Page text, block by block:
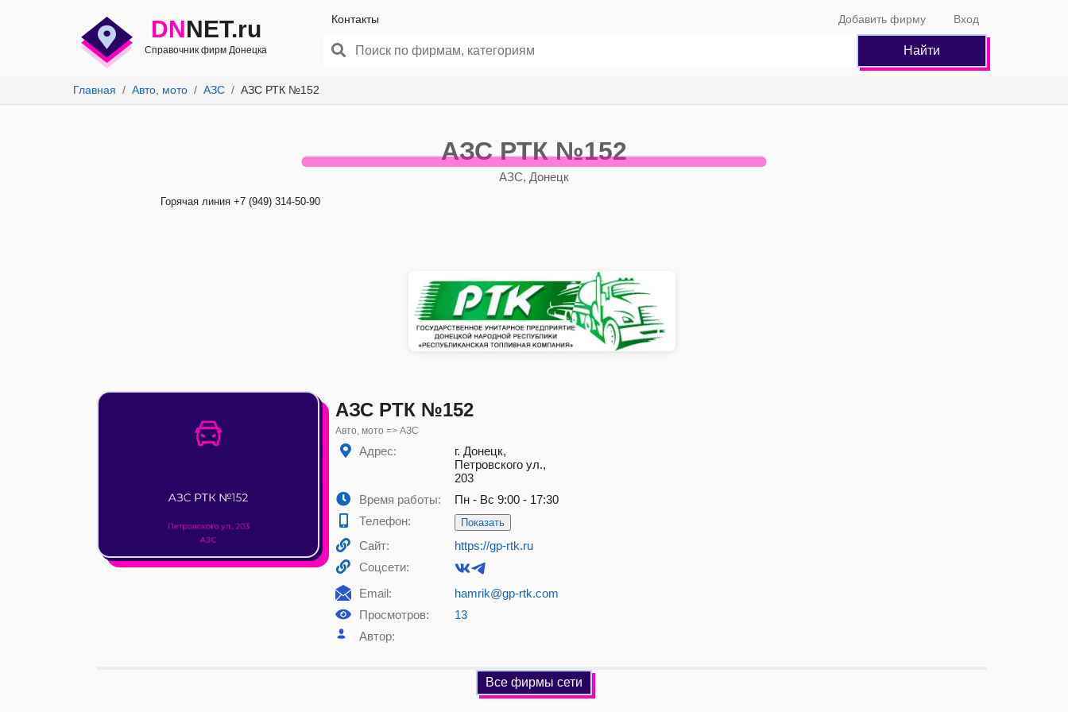
DNNET.ru
Справочник фирм Донецка
Контакты Добавить фирму Вход
Найти
Главная Авто, мото АЗС АЗС РТК №152
АЗС РТК №152
АЗС, Донецк
Горячая линия +7 (949) 314-50-90
АЗС РТК №152
Авто, мото => АЗС
Адрес:
г. Донецк,
Петровского ул.,
203
Время работы:
Пн - Вс 9:00 - 17:30
Телефон:
Показать
Сайт:
https://gp-rtk.ru
Соцсети:
Email:
hamrik@gp-rtk.com
Просмотров:
13
Автор:
Все фирмы сети